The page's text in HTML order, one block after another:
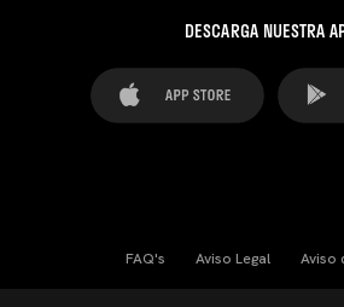
DESCARGA NUESTRA
FAQ's Aviso Legal Aviso